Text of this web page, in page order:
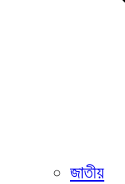
জাতীয়